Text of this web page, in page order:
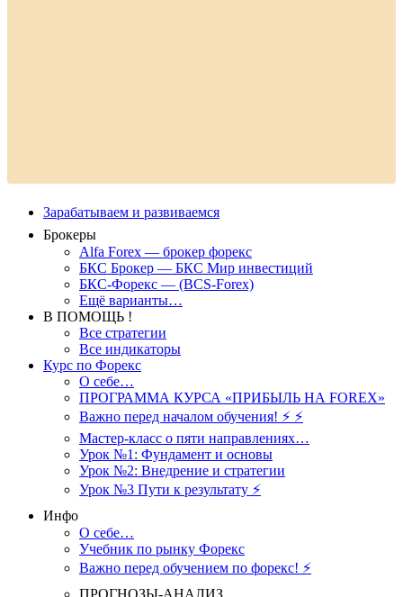
Зарабатываем и развиваемся
Брокеры
Alfa Forex — брокер форекс
БКС Брокер — БКС Мир инвестиций
БКС-Форекс — (BCS-Forex)
Ещё варианты…
В ПОМОЩЬ !
Все стратегии
Все индикаторы
Курс по Форекс
О себе…
ПРОГРАММА КУРСА «ПРИБЫЛЬ НА FOREX»
Важно перед началом обучения! ⚡ ⚡
Мастер-класс о пяти направлениях…
Урок №1: Фундамент и основы
Урок №2: Внедрение и стратегии
Урок №3 Пути к результату ⚡️
Инфо
О себе…
Учебник по рынку Форекс
Важно перед обучением по форекс! ⚡
ПРОГНОЗЫ-АНАЛИЗ